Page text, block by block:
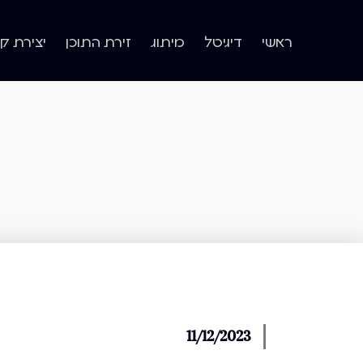
ראשי דיגיטל מיתוג זירת התוכן יצירת
11/12/2023